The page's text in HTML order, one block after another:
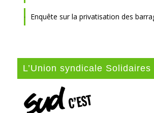
Enquête sur la privatisation des
L’Union syndicale Solidaires